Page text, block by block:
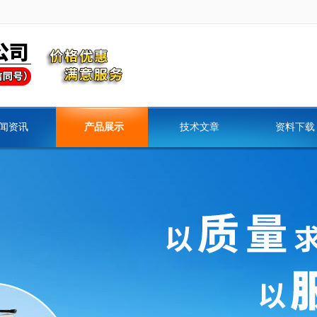
资讯 产品展示 技术文章 资料下载